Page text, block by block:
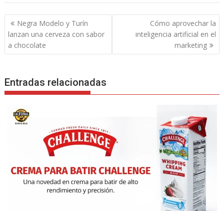
Navegación
de
entradas
Negra Modelo y Turín
lanzan una cerveza con sabor
a chocolate
Cómo aprovechar la
inteligencia artificial en el
marketing
Entradas relacionadas